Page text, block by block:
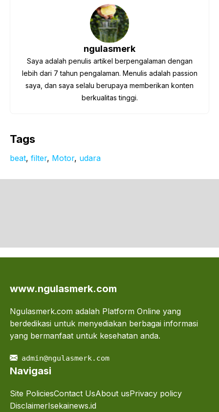
ngulasmerk
Saya adalah penulis artikel berpengalaman dengan
lebih dari 7 tahun pengalaman. Menulis adalah passion
saya, dan saya selalu berupaya memberikan konten
berkualitas tinggi.
Tags
beat, filter, Motor, udara
www.ngulasmerk.com
Ngulasmerk.com adalah Platform Online yang
berdedikasi untuk menyediakan berbagai informasi
yang bermanfaat untuk kesehatan anda.
admin@ngulasmerk.com
Navigasi
Site PoliciesContact UsAbout usPrivacy policy
DisclaimerIsekainews.id